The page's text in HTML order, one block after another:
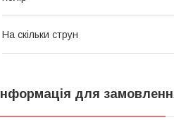
На скільки струн
Інформація для